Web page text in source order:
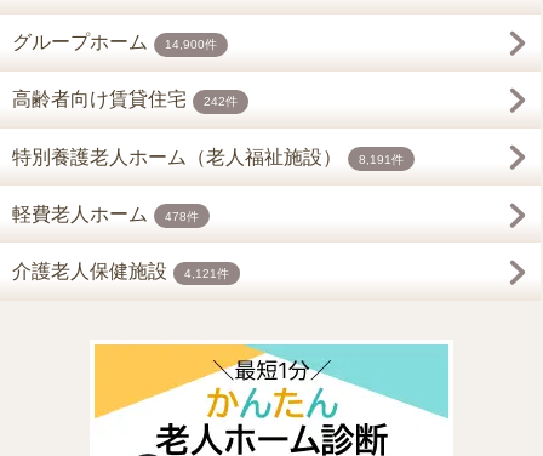
グループホーム 14,900件
高齢者向け賃貸住宅 242件
特別養護老人ホーム（老人福祉施設） 8,191件
軽費老人ホーム 478件
介護老人保健施設 4,121件